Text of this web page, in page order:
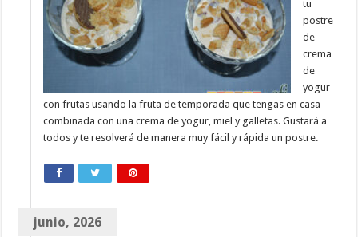
tu
postre
de
crema
de
yogur
con frutas usando la fruta de temporada que tengas en casa
combinada con una crema de yogur, miel y galletas. Gustará a
todos y te resolverá de manera muy fácil y rápida un postre.
junio, 2026